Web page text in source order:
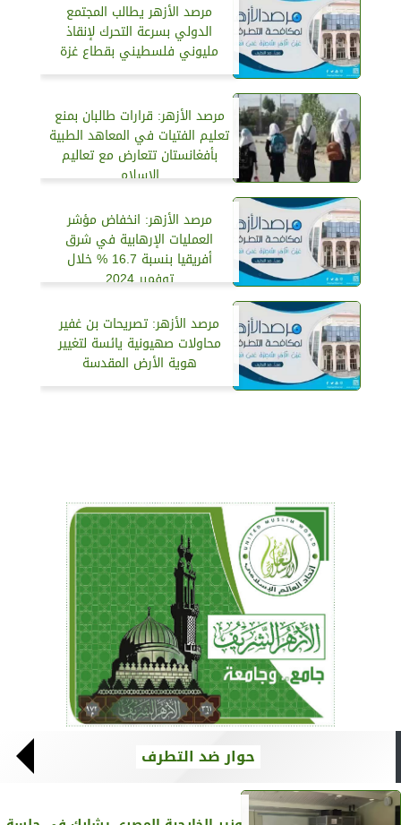
مرصد الأزهر يطالب المجتمع
الدولي بسرعة التحرك لإنقاذ
مليوني فلسطيني بقطاع غزة
مرصد الأزهر: قرارات طالبان بمنع
تعليم الفتيات في المعاهد الطبية
بأفغانستان تتعارض مع تعاليم
الإسلام
مرصد الأزهر: انخفاض مؤشر
العمليات الإرهابية في شرق
أفريقيا بنسبة 16.7 % خلال
توفمبر 2024
مرصد الأزهر: تصريحات بن غفير
محاولات صهيونية يائسة لتغيير
هوية الأرض المقدسة
حوار ضد التطرف